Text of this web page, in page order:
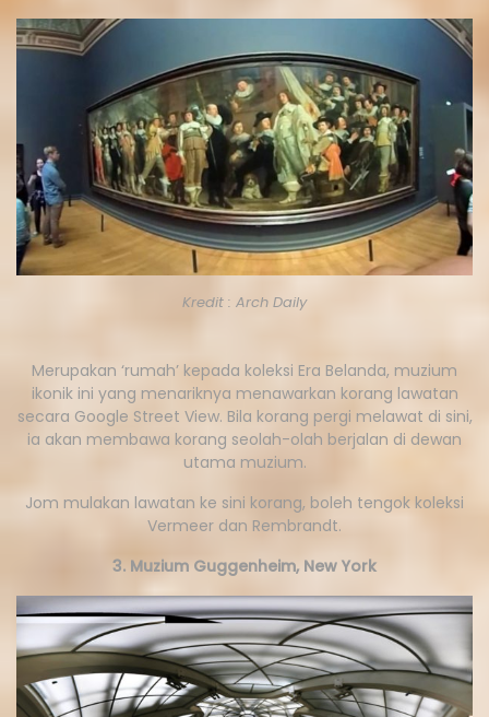
Kredit : Arch Daily
Merupakan ‘rumah’ kepada koleksi Era Belanda, muzium
ikonik ini yang menariknya menawarkan korang lawatan
secara Google Street View. Bila korang pergi melawat di sini,
ia akan membawa korang seolah-olah berjalan di dewan
utama muzium.
Jom mulakan lawatan ke sini korang, boleh tengok koleksi
Vermeer dan Rembrandt.
3. Muzium Guggenheim, New York